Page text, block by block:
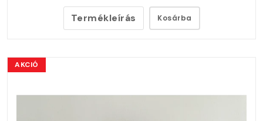
Termékleírás Kosárba
AKCIÓ